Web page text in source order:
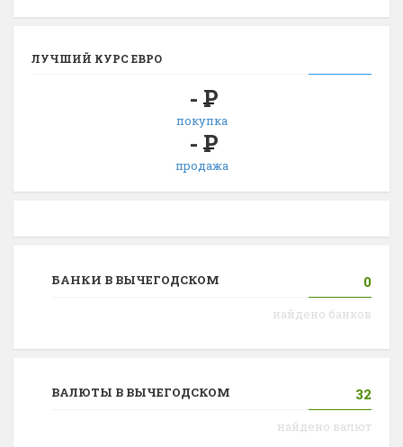
ЛУЧШИЙ КУРС ЕВРО
- Р
покупка
- Р
продажа
БАНКИ В ВЫЧЕГОДСКОМ 0
найдено банков
ВАЛЮТЫ В ВЫЧЕГОДСКОМ 32
найдено валют